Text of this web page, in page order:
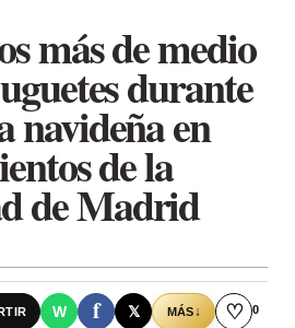
más de medio
durante
navideña en
de la
de Madrid
W f 𝕏 MÁS↓ ♡ 0